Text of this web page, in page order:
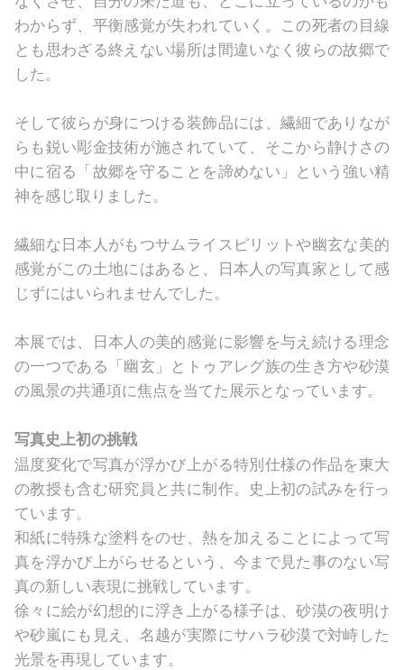
わからず、平衡感覚が失われていく。この死者の⽬線
とも思わざる終えない場所は間違いなく彼らの故郷で
した。
そして彼らが⾝につける装飾品には、繊細でありなが
らも鋭い彫⾦技術が施されていて、そこから静けさの
中に宿る「故郷を守ることを諦めない」という強い精
神を感じ取りました。
繊細な⽇本⼈がもつサムライスピリットや幽⽞な美的
感覚がこの⼟地にはあると、⽇本⼈の写真家として感
じずにはいられませんでした。
本展では、⽇本⼈の美的感覚に影響を与え続ける理念
の⼀つである「幽⽞」とトゥアレグ族の⽣き⽅や砂漠
の⾵景の共通項に焦点を当てた展⽰となっています。
写真史上初の挑戦
温度変化で写真が浮かび上がる特別仕様の作品を東大
の教授も含む研究員と共に制作。史上初の試みを行っ
ています。
和紙に特殊な塗料をのせ、熱を加えることによって写
真を浮かび上がらせるという、今まで見た事のない写
真の新しい表現に挑戦しています。
徐々に絵が幻想的に浮き上がる様子は、砂漠の夜明け
や砂嵐にも見え、名越が実際にサハラ砂漠で対峙した
光景を再現しています。